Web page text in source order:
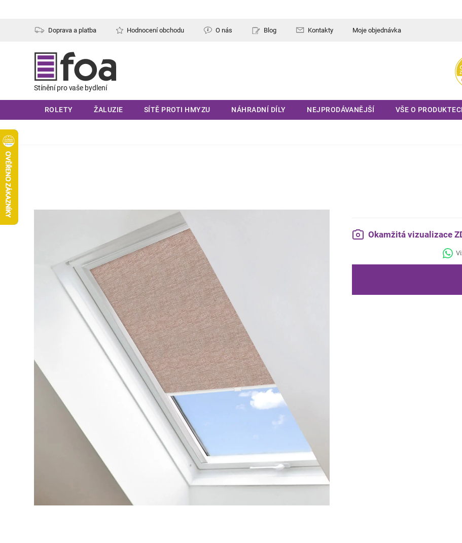
Doprava a platba Hodnocení obchodu O nás Blog Kontakty Moje objednávka
ROLETY ŽALUZIE SÍTĚ PROTI HMYZU NÁHRADNÍ DÍLY NEJPRODÁVANĚJŠÍ VŠE O
Okamžitá vizualizace